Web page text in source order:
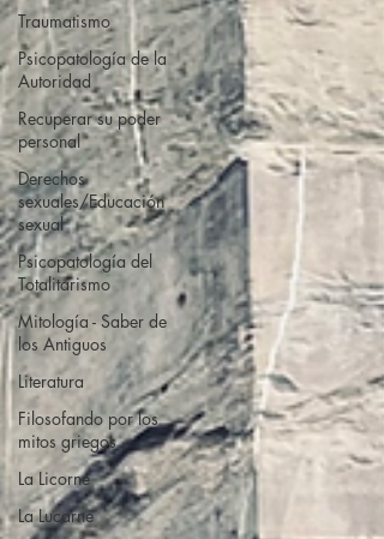
Traumatismo
Psicopatología de la
Autoridad
Recuperar su poder
personal
Derechos
sexuales/Educación
sexual
Psicopatología del
Totalitarismo
Mitología - Saber de
los Antiguos
Literatura
Filosofando por los
mitos griegos
La Licorne
La Lucarne